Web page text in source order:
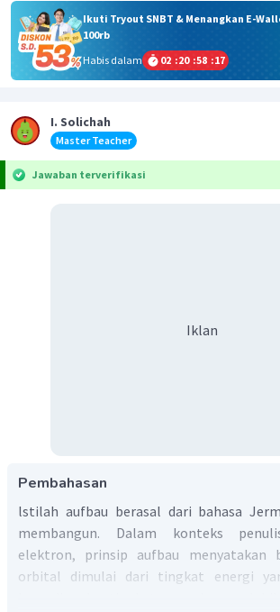
Ikuti Tryout SNBT & Menangkan E-
100rb
Habis dalam
02 :20 :58 :17
I. Solichah
Master Teacher
Jawaban terverifikasi
Iklan
Pembahasan
lstilah aufbau berasal dari bahasa
membangun. Dalam konteks
elektron, prinsip aufbau menyatakan
orbital dimulai dari tingkat energi